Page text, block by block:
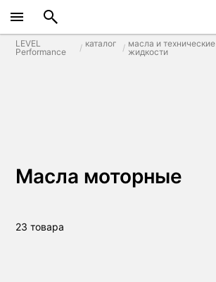
LEVEL
Performance
каталог
масла и технические
жидкости
Масла моторные
23 товара